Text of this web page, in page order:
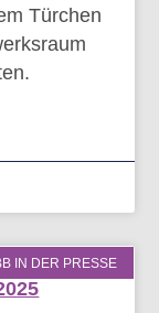
Türchen
IN DER PRESSE